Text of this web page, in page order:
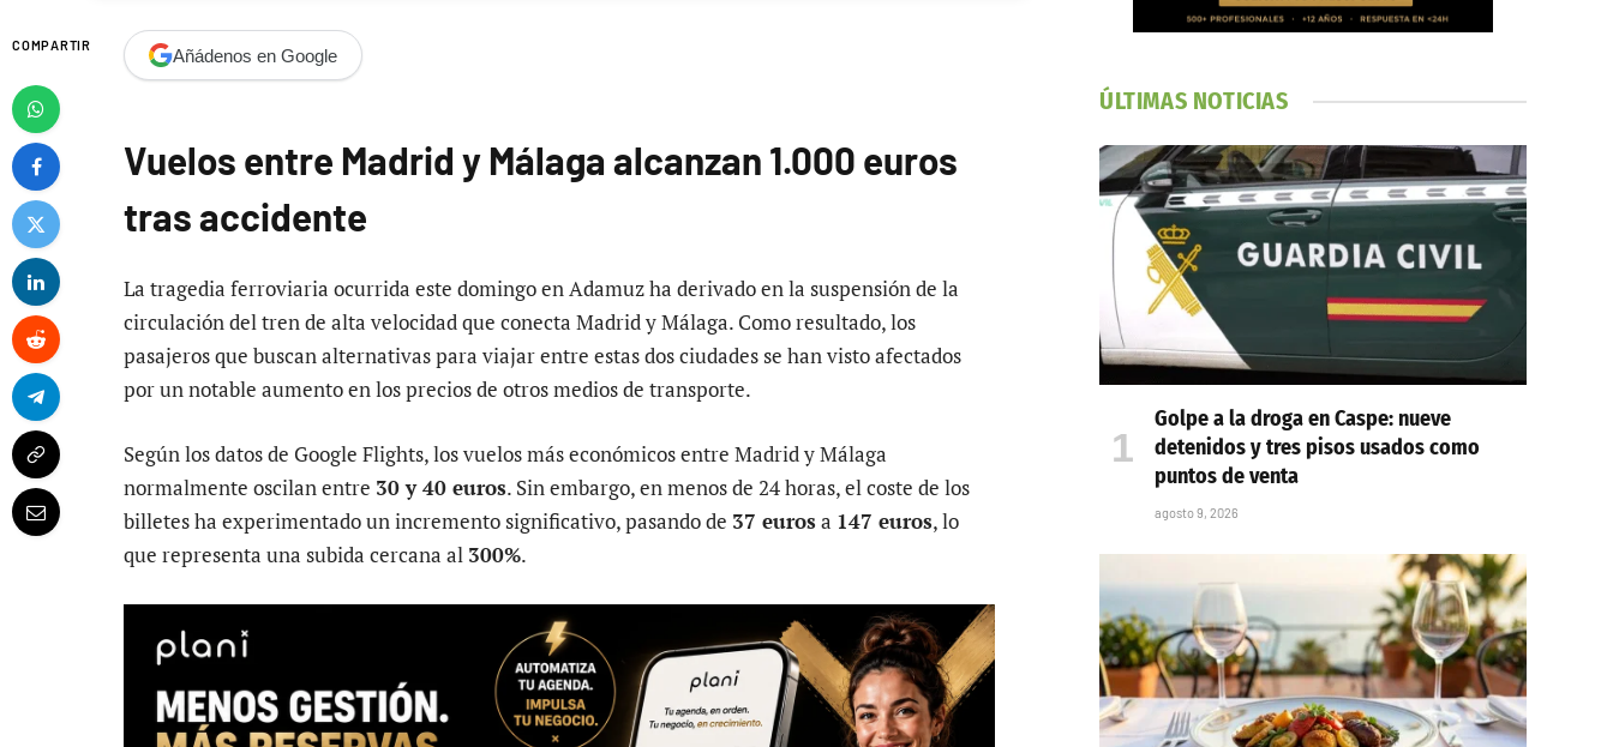
COMPARTIR Añádenos en Google
Vuelos entre Madrid y Málaga alcanzan 1.000 euros
tras accidente
La tragedia ferroviaria ocurrida este domingo en Adamuz ha derivado en la suspensión de la
circulación del tren de alta velocidad que conecta Madrid y Málaga. Como resultado, los
pasajeros que buscan alternativas para viajar entre estas dos ciudades se han visto afectados
por un notable aumento en los precios de otros medios de transporte.
Según los datos de Google Flights, los vuelos más económicos entre Madrid y Málaga
normalmente oscilan entre 30 y 40 euros. Sin embargo, en menos de 24 horas, el coste de los
billetes ha experimentado un incremento significativo, pasando de 37 eurosa 147 euros, lo
que representa una subida cercana al 300%.
ÚLTIMAS NOTICIAS
Golpe a la droga en Caspe: nueve
detenidos y tres pisos usados como
puntos de venta
agosto 9, 2026